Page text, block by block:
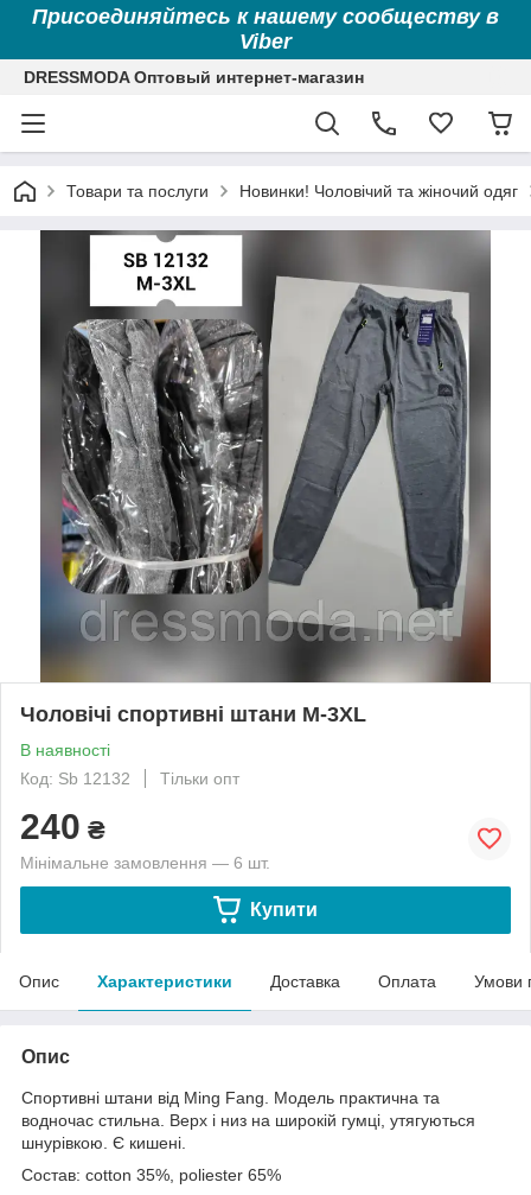
Присоединяйтесь к нашему сообществу в
Viber
DRESSMODA Оптовый интернет-магазин
Товари та послуги Новинки! Чоловічий та жіночий одяг
Чоловічі спортивні штани M-3XL
В наявності
Код: Sb 12132
Тільки опт
240 ₴
Мінімальне замовлення — 6 шт.
Купити
Опис Характеристики Доставка Оплата Умови
Опис
Спортивні штани від Ming Fang. Модель практична та
водночас стильна. Верх і низ на широкій гумці, утягуються
шнурівкою. Є кишені.
Состав: cotton 35%, poliester 65%